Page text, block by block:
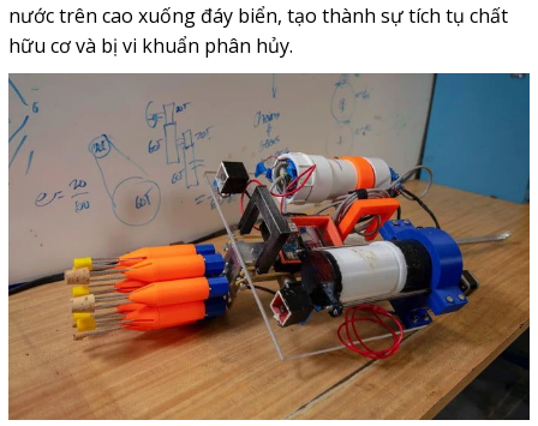
nước trên cao xuống đáy biển, tạo thành sự tích tụ chất
hữu cơ và bị vi khuẩn phân hủy.